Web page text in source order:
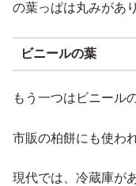
の葉っぱは丸みがあ
ビニールの葉
もう一つはビニール
市販の柏餅にも使わ
現代では、冷蔵庫が